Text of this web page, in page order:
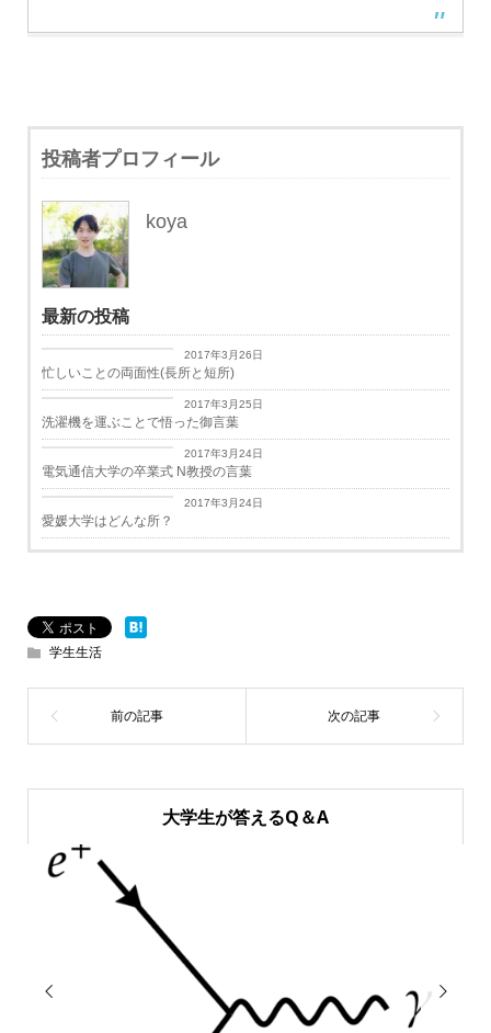
投稿者プロフィール
koya
最新の投稿
2017年3月26日
忙しいことの両面性(長所と短所)
日々思うこと
2017年3月25日
洗濯機を運ぶことで悟った御言葉
学生生活
2017年3月24日
電気通信大学の卒業式 N教授の言葉
学生生活
2017年3月24日
愛媛大学はどんな所？
学生生活
大学生が答えるQ＆A
 